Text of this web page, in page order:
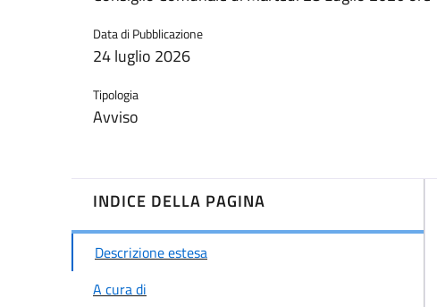
Data di Pubblicazione
24 luglio 2026
Tipologia
Avviso
INDICE DELLA PAGINA
Descrizione estesa
A cura di